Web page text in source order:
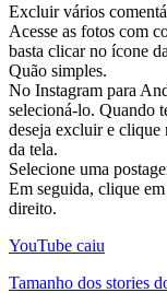
Excluir vários
Acesse as fotos com
basta clicar no ícone
Quão simples.
No Instagram para
selecioná-lo. Quando
deseja excluir e
da tela.
Selecione uma
Em seguida, clique
direito.
YouTube caiu
Tamanho dos stories